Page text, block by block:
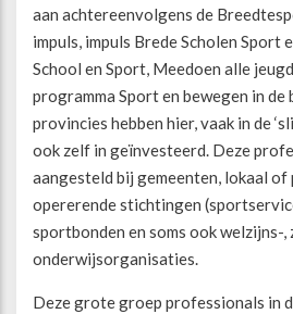
aan achtereenvolgens de
impuls, impuls Brede Scholen Sport
School en Sport, Meedoen alle
programma Sport en bewegen in de
provincies hebben hier, vaak in de
ook zelf in geïnvesteerd. Deze
aangesteld bij gemeenten, lokaal
opererende stichtingen
sportbonden en soms ook welzijns-
onderwijsorganisaties.
Deze grote groep professionals in